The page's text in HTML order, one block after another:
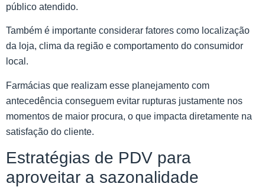
público atendido.
Também é importante considerar fatores como localização
da loja, clima da região e comportamento do consumidor
local.
Farmácias que realizam esse planejamento com
antecedência conseguem evitar rupturas justamente nos
momentos de maior procura, o que impacta diretamente na
satisfação do cliente.
Estratégias de PDV para
aproveitar a sazonalidade